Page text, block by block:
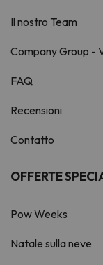
Il nostro Team
Company Group -
FAQ
Recensioni
Contatto
OFFERTE
Pow Weeks
Natale sulla neve